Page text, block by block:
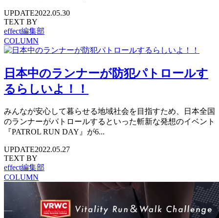
UPDATE2022.05.30
TEXT BY
effect編集部
COLUMN
日本中のランナーが防犯パトロールす
るらしいよ！！
みんなが安心して暮らせる地域社会を目指すため、日本全国
のランナーがパトロールするといった斬新な発想のイベント
『PATROL RUN DAY』が6...
UPDATE2022.05.27
TEXT BY
effect編集部
COLUMN